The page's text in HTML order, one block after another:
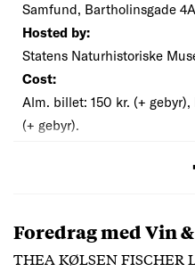
Samfund, Bartholinsgade
Hosted by:
Statens Naturhistoriske
Cost:
Alm. billet: 150 kr. (+
(+ gebyr).
Foredrag med Vin
THEA KØLSEN FISCHER